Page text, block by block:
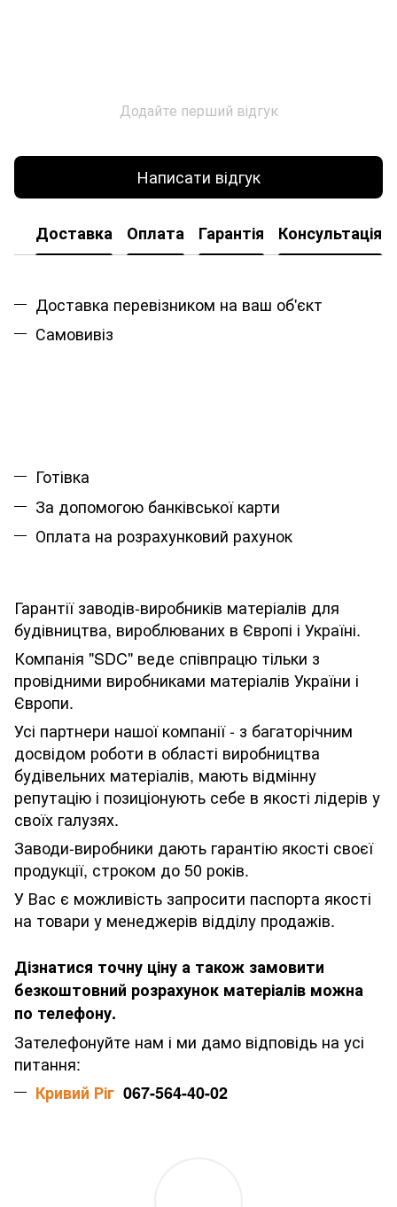
Додайте перший відгук
Написати відгук
Доставка Оплата Гарантія Консультація
Доставка перевізником на ваш об'єкт
Самовивіз
Готівка
За допомогою банківської карти
Оплата на розрахунковий рахунок
Гарантії заводів-виробників матеріалів для
будівництва, вироблюваних в Європі і Україні.
Компанія "SDC" веде співпрацю тільки з
провідними виробниками матеріалів України і
Європи.
Усі партнери нашої компанії - з багаторічним
досвідом роботи в області виробництва
будівельних матеріалів, мають відмінну
репутацію і позиціонують себе в якості лідерів у
своїх галузях.
Заводи-виробники дають гарантію якості своєї
продукції, строком до 50 років.
У Вас є можливість запросити паспорта якості
на товари у менеджерів відділу продажів.
Дізнатися точну ціну а також замовити
безкоштовний розрахунок матеріалів можна
по телефону.
Зателефонуйте нам і ми дамо відповідь на усі
питання:
Кривий Ріг 067-564-40-02